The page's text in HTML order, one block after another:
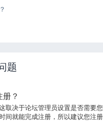
题
？
取决于论坛管理员设置是否需要
间就能完成注册，所以建议您注册